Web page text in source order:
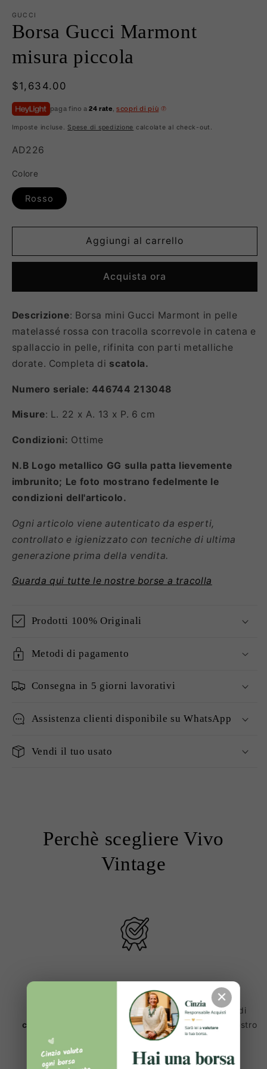
GUCCI
Borsa Gucci Marmont
misura piccola
Prezzo
di
listino
$1,634.00
paga fino a24 rate scopri di più
Imposte incluse. Spese di spedizione calcolate al check-out.
SKU:
AD226
Colore
Rosso
Aggiungi al carrello
Acquista ora
Descrizione: Borsa mini Gucci Marmont in pelle
matelassé rossa con tracolla scorrevole in catena e
spallaccio in pelle, rifinita con parti metalliche
dorate. Completa di scatola.
Numero seriale: 446744 213048
Misure: L. 22 x A. 13 x P. 6 cm
Condizioni: Ottime
N.B Logo metallico GG sulla patta lievemente
imbrunito; Le foto mostrano fedelmente le
condizioni dell'articolo.
Ogni articolo viene autenticato da esperti,
controllato e igienizzato con tecniche di ultima
generazione prima della vendita.
Guarda qui tutte le nostre borse a tracolla
Prodotti 100% Originali
Metodi di pagamento
Consegna in 5 giorni lavorativi
Assistenza clienti disponibile su WhatsApp
Vendi il tuo usato
Perchè scegliere Vivo
Vintage
Prodotti 100% Originali ✔️
Ogni articolo viene sottoposto a una lunga serie di
controlli e verifiche
, prima di essere inserito sul nostro
sito
✕